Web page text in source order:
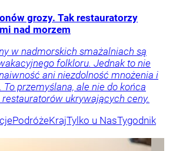
grozy. Tak restauratorzy
nad morzem
w nadmorskich smażalniach są
folkloru. Jednak to nie
ani niezdolność mnożenia i
przemyślana, ale nie do końca
ukrywających ceny.
PodróżeKrajTylko u NasTygodnik